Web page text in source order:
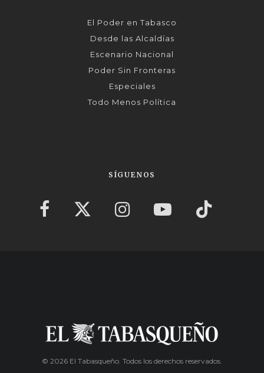
El Poder en Tabasco
Desde las Alcaldías
Escenario Nacional
Poder Sin Fronteras
Especiales
Todo Menos Política
SÍGUENOS
© 2026 El Tabasqueño. Todos los derechos reservados.